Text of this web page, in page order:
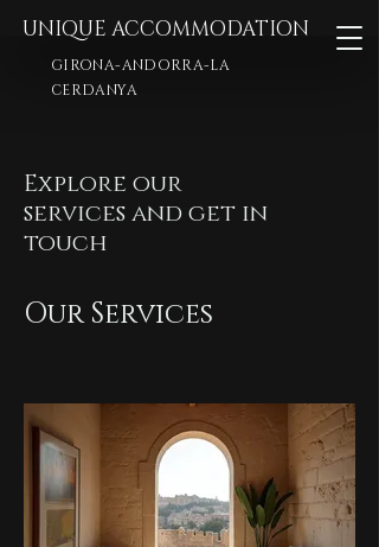
UNIQUE ACCOMMODATION
GIRONA-ANDORRA-LA
CERDANYA
Explore our
services and get in
touch
Our Services